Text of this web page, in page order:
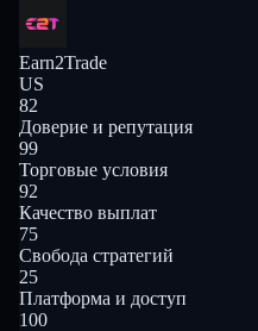
Earn2Trade
US
82
Доверие и репутация
99
Торговые условия
92
Качество выплат
75
Свобода стратегий
25
Платформа и доступ
100